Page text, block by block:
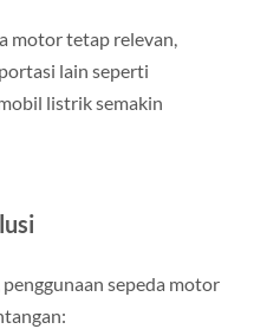
motor tetap relevan,
lain seperti
listrik semakin
sepeda motor